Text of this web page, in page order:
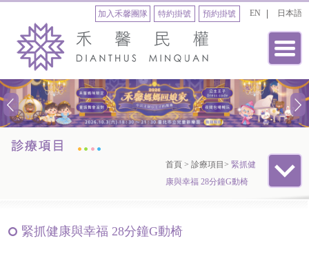
日本語
EN
加入禾馨團隊 預約掛號
特約掛號
首頁 > 診療項目 > 緊抓健
康與幸福 28分鐘G動椅
緊抓健康與幸福 28分鐘G動椅